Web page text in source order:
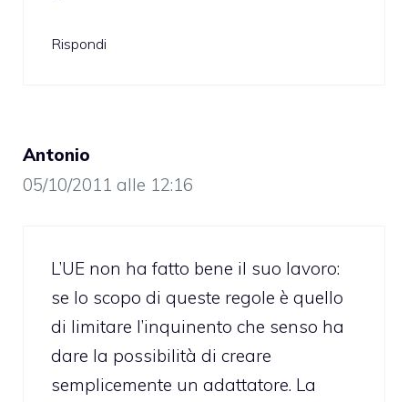
Rispondi
Antonio
05/10/2011 alle 12:16
L’UE non ha fatto bene il suo lavoro:
se lo scopo di queste regole è quello
di limitare l’inquinento che senso ha
dare la possibilità di creare
semplicemente un adattatore. La